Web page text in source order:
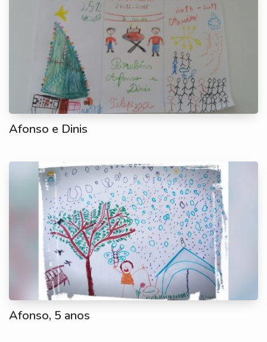
Afonso e Dinis
Afonso, 5 anos